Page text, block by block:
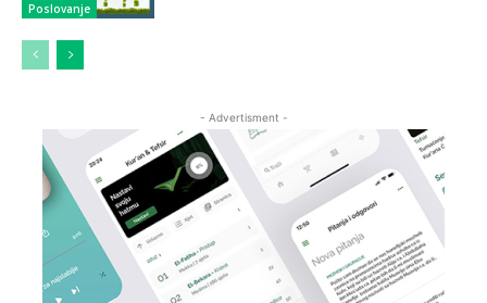
Poslovanje
- Advertisment -